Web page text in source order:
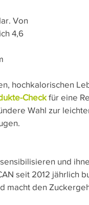
Von
4,6
hochkalorischen
Check für eine
Wahl zur
und
seit 2012 jährlich
macht den